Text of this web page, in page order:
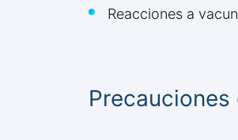
Reacciones a